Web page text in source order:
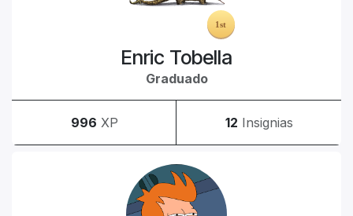
Enric Tobella
Graduado
996 XP 12 Insignias